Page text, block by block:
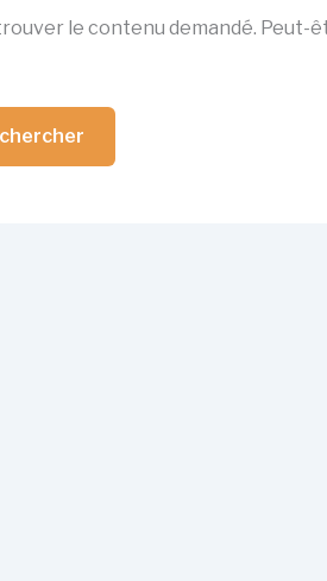
le contenu demandé. Peut-